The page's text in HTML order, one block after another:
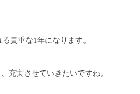
貴重な1年になります。
充実させていきたいですね。